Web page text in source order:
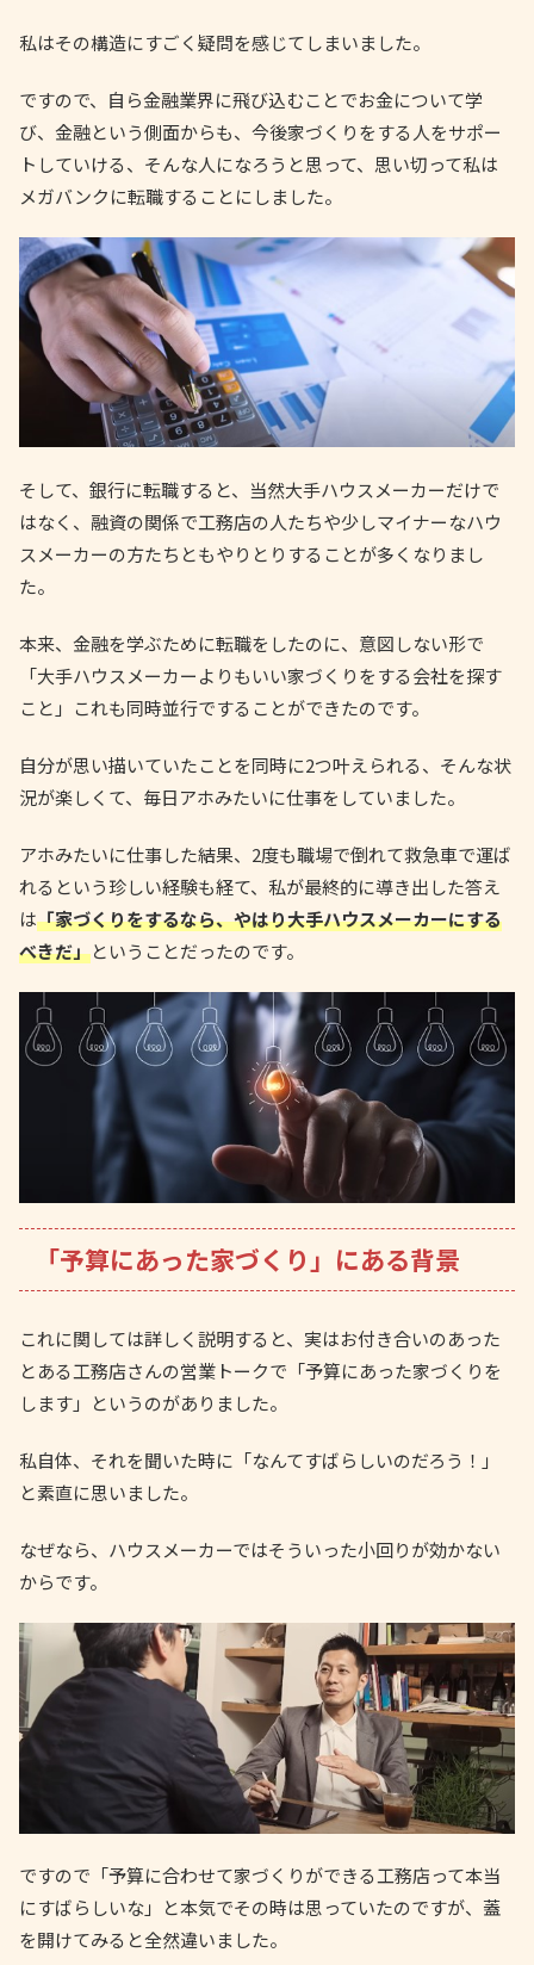
私はその構造にすごく疑問を感じてしまいました。
ですので、自ら金融業界に飛び込むことでお金について学
び、金融という側面からも、今後家づくりをする人をサポー
トしていける、そんな人になろうと思って、思い切って私は
メガバンクに転職することにしました。
そして、銀行に転職すると、当然大手ハウスメーカーだけで
はなく、融資の関係で工務店の人たちや少しマイナーなハウ
スメーカーの方たちともやりとりすることが多くなりまし
た。
本来、金融を学ぶために転職をしたのに、意図しない形で
「大手ハウスメーカーよりもいい家づくりをする会社を探す
こと」これも同時並行ですることができたのです。
自分が思い描いていたことを同時に2つ叶えられる、そんな状
況が楽しくて、毎日アホみたいに仕事をしていました。
アホみたいに仕事した結果、2度も職場で倒れて救急車で運ば
れるという珍しい経験も経て、私が最終的に導き出した答え
は「家づくりをするなら、やはり大手ハウスメーカーにする
べきだ」ということだったのです。
「予算にあった家づくり」にある背景
これに関しては詳しく説明すると、実はお付き合いのあった
とある工務店さんの営業トークで「予算にあった家づくりを
します」というのがありました。
私自体、それを聞いた時に「なんてすばらしいのだろう！」
と素直に思いました。
なぜなら、ハウスメーカーではそういった小回りが効かない
からです。
ですので「予算に合わせて家づくりができる工務店って本当
にすばらしいな」と本気でその時は思っていたのですが、蓋
を開けてみると全然違いました。